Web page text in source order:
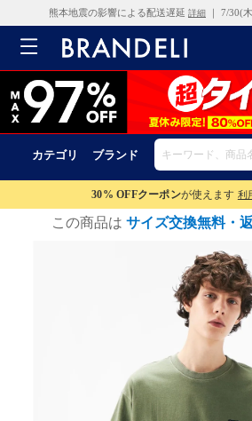
熊本地震の影響による配送遅延 詳細 ｜ 7/30(
カテゴリ ブランド
30% OFFクーポンが使えます 利
この商品は サイズ交換無料・